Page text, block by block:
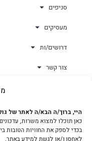
היי, ברוך/ה הבא/ה לאתר של
כאן תוכלו למצוא משרות,
בכדי לספק את החוויות הטובות
לאחסן ו/או לגשת למידע באתר.
סניפים
מעסיקים
דרושים/ות
צור קשר
צוות